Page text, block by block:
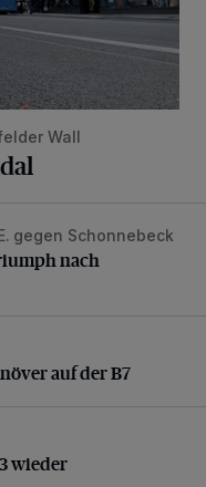
Wall
nach
gegen Schonnebeck
nach
auf der B7
auf der B7
wieder aufgestanden“
wieder